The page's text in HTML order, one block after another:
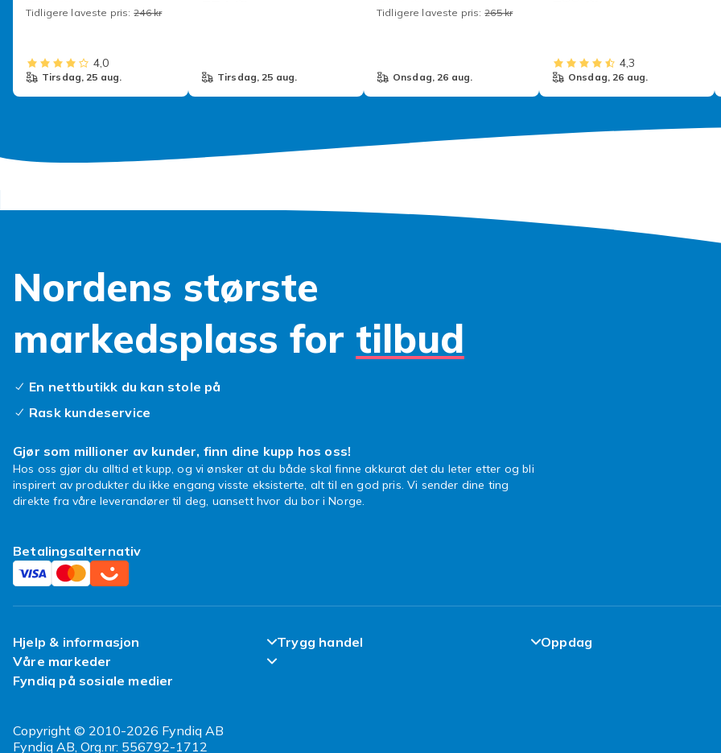
130cm) Nr.9 Haaland Nr.9
Tidligere laveste pris: 246 kr
4,0
tirsdag, 25 aug. tirsdag, 25 aug.
Tidligere laveste pris: 265 kr
onsdag, 26 aug.
4,3
onsdag, 26 aug.
Nordens største
markedsplass for tilbud
En nettbutikk du kan stole på
Rask kundeservice
Gjør som millioner av kunder, finn dine kupp hos oss!
Hos oss gjør du alltid et kupp, og vi ønsker at du både skal finne akkurat det du leter etter og bli
inspirert av produkter du ikke engang visste eksisterte, alt til en god pris. Vi sender dine ting
direkte fra våre leverandører til deg, uansett hvor du bor i Norge.
Betalingsalternativ
Hjelp & informasjon
Ofte stilte spørsmål
Angre & returner her
Trygg handel
Oppdag
Våre markeder
Fyndiq Finland
Fyndiq på sosiale medier
Copyright © 2010-2026 Fyndiq AB
Fyndiq AB, Org.nr: 556792-1712